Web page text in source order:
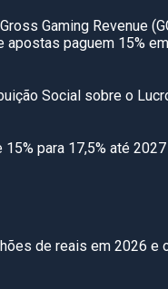
Gaming Revenue
paguem 15%
Social sobre o
para 17,5% até 2027
de reais em 2026 e